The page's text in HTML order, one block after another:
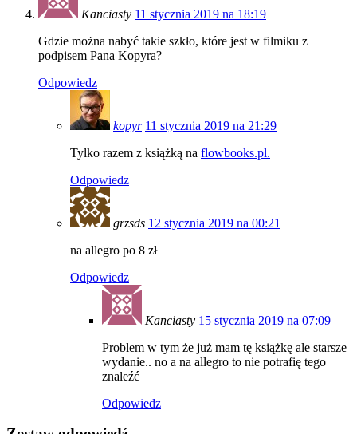
Kanciasty 11 stycznia 2019 na 18:19
Gdzie można nabyć takie szkło, które jest w filmiku z
podpisem Pana Kopyra?
Odpowiedz
kopyr 11 stycznia 2019 na 21:29
Tylko razem z książką na flowbooks.pl.
Odpowiedz
grzsds 12 stycznia 2019 na 00:21
na allegro po 8 zł
Odpowiedz
Kanciasty 15 stycznia 2019 na 07:09
Problem w tym że już mam tę książkę ale starsze
wydanie.. no a na allegro to nie potrafię tego
znaleźć
Odpowiedz